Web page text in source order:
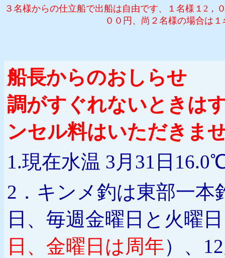
３名様からの仕立船で出船は自由です、１名様１2，
００円、尚２名様の場合は
船長からのおしらせ
調がすぐれないときは
ンセル料はいただきま
1.現在水温 3月31日
2．キンメ釣は東部一本
日、毎週金曜日と火曜
日、金曜日は周年）、